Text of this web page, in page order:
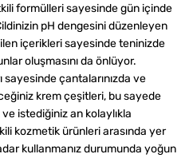
formülleri sayesinde gün içinde
pH dengesini düzenleyen
içerikleri sayesinde teninizde
oluşmasını da önlüyor.
sayesinde çantalarınızda ve
krem çeşitleri, bu sayede
istediğiniz an kolaylıkla
kozmetik ürünleri arasında yer
kullanmanız durumunda yoğun